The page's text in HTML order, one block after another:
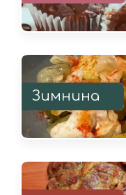
Зимнина